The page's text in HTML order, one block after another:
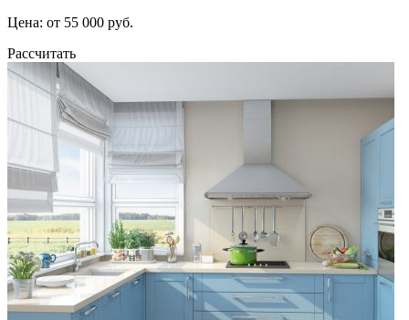
Цена: от 55 000 руб.
Рассчитать